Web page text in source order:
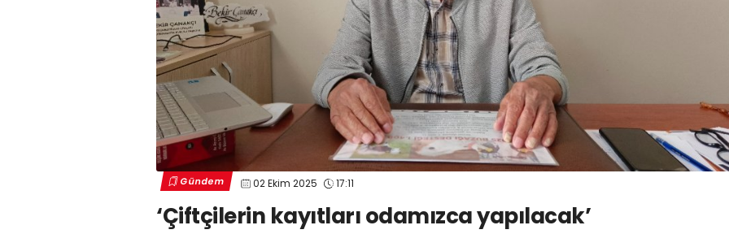
Gündem 02 Ekim 2025 17:11
‘Çiftçilerin kayıtları odamızca yapılacak’